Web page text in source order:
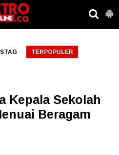
TERPOPULER
Kepala Sekolah
Beragam